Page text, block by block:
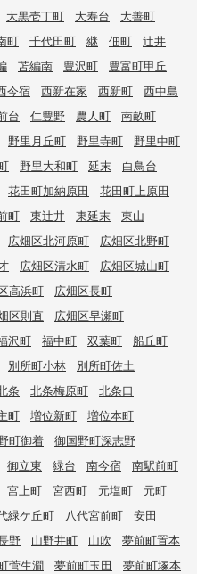
大黒壱丁町 大寿台
大善町
町 千代田町 継 佃町
辻井
苫編南 豊沢町
豊富町甲丘
今宿 西新在家 西新町
西中島
台 仁豊野 農人町
南畝町
野里月丘町 野里寺町
野里中町
野里大和町 延末
白鳥台
花田町加納原田
花田町上原田
町 東辻井 東延末
東山
広畑区北河原町
広畑区北野町
広畑区清水町
広畑区城山町
高浜町
広畑区長町
区則直
広畑区早瀬町
沢町 福中町 双葉町
船丘町
別所町小林
別所町佐土
条 北条梅原町
北条口
町 増位新町
増位本町
町御着
御国野町深志野
御立東 緑台 南今宿
南駅前町
宮上町 宮西町 元塩町
元町
緑ケ丘町 八代宮前町
安田
野 山野井町 山吹
夢前町置本
菅生澗 夢前町玉田
夢前町塚本